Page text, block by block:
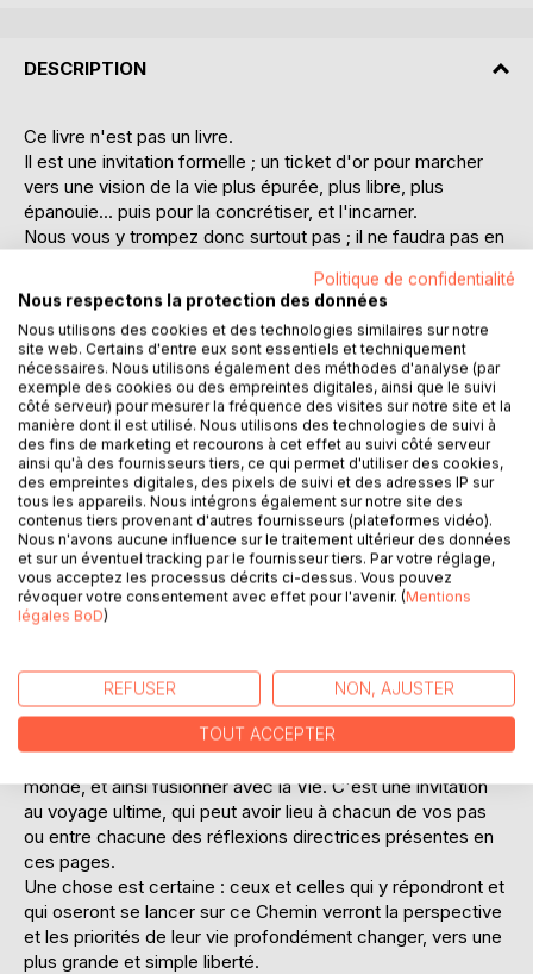
DESCRIPTION
Ce livre n'est pas un livre.
Il est une invitation formelle ; un ticket d'or pour marcher
vers une vision de la vie plus épurée, plus libre, plus
épanouie... puis pour la concrétiser, et l'incarner.
Nous vous y trompez donc surtout pas ; il ne faudra pas en
les nombreuses pensées, observations et photographies
présentes au coeur de cet ouvrage, bien que celui-ci
puisse tout à fait être tranquillement parcouru ainsi, de
page en page.
À l'instar de son précédent livre percutant et du même
acabit, vous serez ici aussi conviés avant tout par C.C.
Atman à expérimenter personnellement le contenu.
Oui, vous devrez donc bel et bien vous lancer dans une
marche, aux côtés de l'auteur, pas à pas, journée après
journée, sur le chemin que vous aurez choisi d'emprunter.
Qu'il s'agisse pour vous de suivre l'un des Chemins de
Compostelle, comme fortement suggéré, ou de vous offrir
une longue échappée sur un Chemin de Nature ou de
Grande Randonnée (GR), le décor est posé, et l'aventure
bienveillant vous défiant de vous lancer avec lui sur le long
Chemin intérieur de la Vérité et de la Vie. C'est un
compagnon vous invitant pour un instant à la simplicité, au
monde, et ainsi fusionner avec la Vie. C'est une invitation
au voyage ultime, qui peut avoir lieu à chacun de vos pas
ou entre chacune des réflexions directrices présentes en
ces pages.
Une chose est certaine : ceux et celles qui y répondront et
qui oseront se lancer sur ce Chemin verront la perspective
et les priorités de leur vie profondément changer, vers une
plus grande et simple liberté.
Politique de confidentialité
Nous respectons la protection des données
Nous utilisons des cookies et des technologies similaires sur notre
site web. Certains d'entre eux sont essentiels et techniquement
nécessaires. Nous utilisons également des méthodes d'analyse (par
exemple des cookies ou des empreintes digitales, ainsi que le suivi
côté serveur) pour mesurer la fréquence des visites sur notre site et la
manière dont il est utilisé. Nous utilisons des technologies de suivi à
des fins de marketing et recourons à cet effet au suivi côté serveur
ainsi qu'à des fournisseurs tiers, ce qui permet d'utiliser des cookies,
des empreintes digitales, des pixels de suivi et des adresses IP sur
tous les appareils. Nous intégrons également sur notre site des
contenus tiers provenant d'autres fournisseurs (plateformes vidéo).
Nous n'avons aucune influence sur le traitement ultérieur des données
et sur un éventuel tracking par le fournisseur tiers. Par votre réglage,
vous acceptez les processus décrits ci-dessus. Vous pouvez
révoquer votre consentement avec effet pour l'avenir. (Mentions
légales BoD)
REFUSER NON, AJUSTER
TOUT ACCEPTER